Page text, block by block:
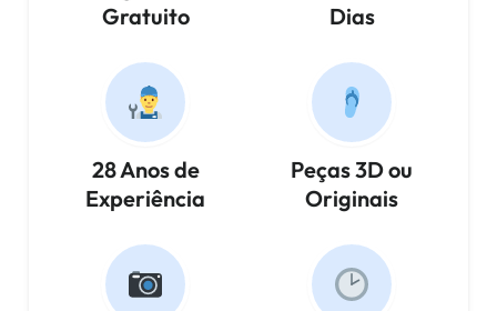
Gratuito
Dias
28 Anos de
Experiência
Peças 3D ou
Originais